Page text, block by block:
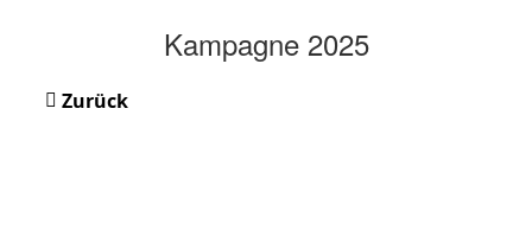
Kampagne 2025
Zurück